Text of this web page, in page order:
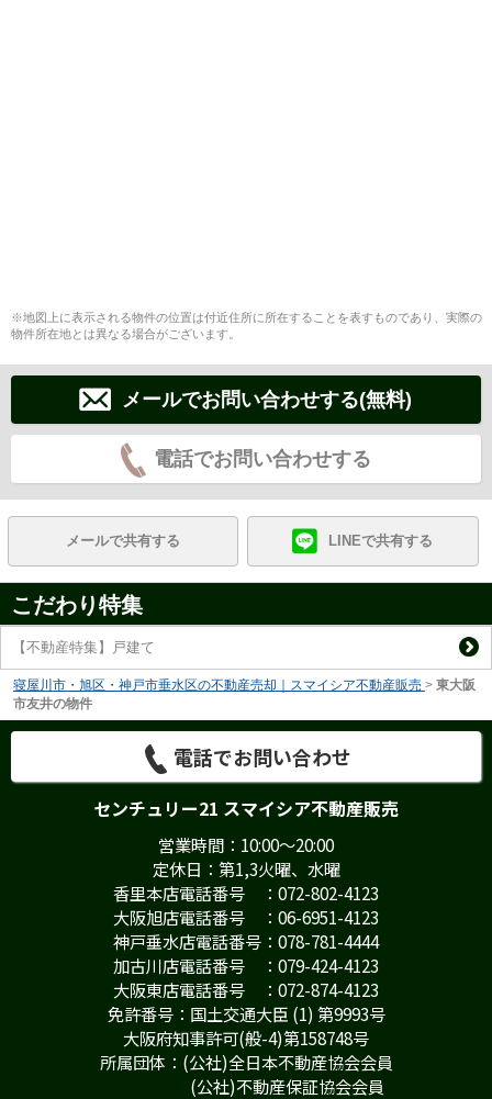
※地図上に表示される物件の位置は付近住所に所在することを表すものであり、実際の
物件所在地とは異なる場合がございます。
メールでお問い合わせする(無料)
電話でお問い合わせする
メールで共有する LINEで共有する
こだわり特集
【不動産特集】戸建て
寝屋川市・旭区・神戸市垂水区の不動産売却｜スマイシア不動産販売 > 東大阪
市友井の物件
電話でお問い合わせ
センチュリー21 スマイシア不動産販売
営業時間：10:00～20:00
定休日：第1,3火曜、水曜
香里本店電話番号 ：072-802-4123
大阪旭店電話番号 ：06-6951-4123
神戸垂水店電話番号：078-781-4444
加古川店電話番号 ：079-424-4123
大阪東店電話番号 ：072-874-4123
免許番号：国土交通大臣 (1) 第9993号
大阪府知事許可(般-4)第158748号
所属団体：(公社)全日本不動産協会会員
(公社)不動産保証協会会員